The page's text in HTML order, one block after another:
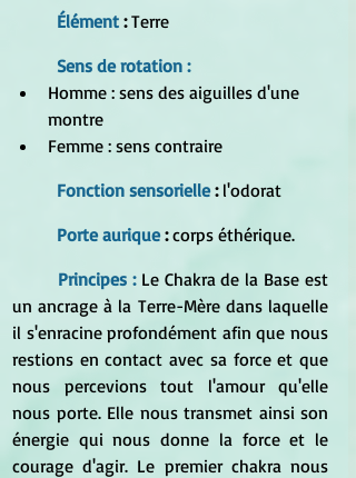
Élément : Terre
Sens de rotation :
Homme : sens des aiguilles d'une
montre
Femme : sens contraire
Fonction sensorielle : l'odorat
Porte aurique : corps éthérique.
Principes : Le Chakra de la Base est
un ancrage à la Terre-Mère dans laquelle
il s'enracine profondément afin que nous
restions en contact avec sa force et que
nous percevions tout l'amour qu'elle
nous porte. Elle nous transmet ainsi son
énergie qui nous donne la force et le
courage d'agir. Le premier chakra nous